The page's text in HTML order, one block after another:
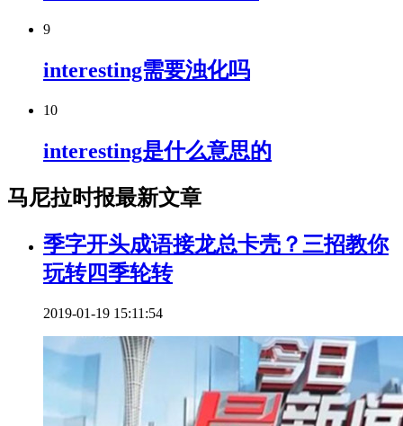
9
interesting需要浊化吗
10
interesting是什么意思的
马尼拉时报最新文章
季字开头成语接龙总卡壳？三招教你
玩转四季轮转
2019-01-19 15:11:54